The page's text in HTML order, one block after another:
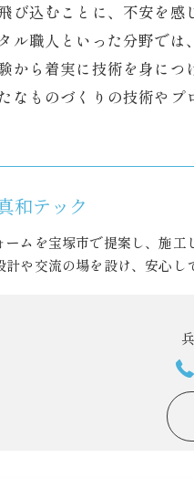
び込むことに、不安を
ル職人といった分野で
から着実に技術を身に
なものづくりの技術や
和テック
ームを宝塚市で提案し、施
計や交流の場を設け、安心し